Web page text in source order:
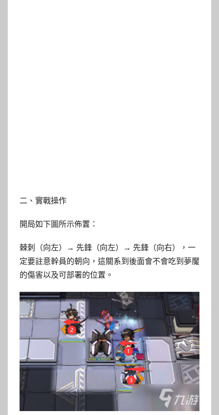
二、實戰操作
開局如下圖所示佈置：
棘刺（向左）→ 先鋒（向左）→ 先鋒（向右），一
定要註意幹員的朝向，這關系到後面會不會吃到夢魘
的傷害以及可部署的位置。